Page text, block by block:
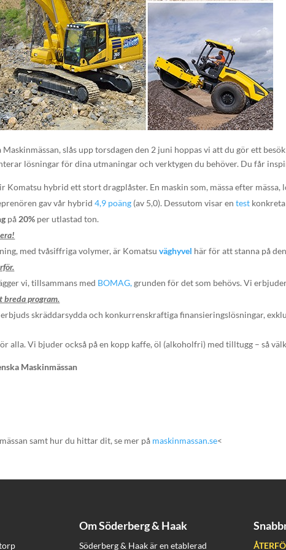
slås upp torsdagen den 2 juni hoppas vi att du gör ett
lösningar för dina utmaningar och verktygen du behöver. Du får
Komatsu hybrid ett stort dragplåster. En maskin som, mässa efter
gav vår hybrid4,9 poäng (av 5,0). Dessutom visar entest
på 20% per utlastad ton.
med tvåsiffriga volymer, är Komatsuväghyvel här för att stanna på
vi, tillsammans med BOMAG,grunden för det som behövs. Vi
breda program.
erbjuds skräddarsydda och konkurrenskraftiga finansieringslösningar,
alla. Vi bjuder också på en kopp kaffe, öl (alkoholfri) med tilltugg – så
Maskinmässan
samt hur du hittar dit, se mer på maskinmassan.se<
Om Söderberg & Haak
Söderberg & Haak är en etablerad